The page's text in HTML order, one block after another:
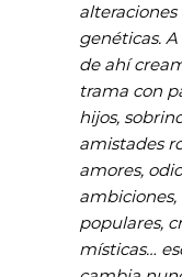
alteraciones
genéticas.
de ahí
trama con
hijos,
amistades
amores,
ambiciones,
populares,
místicas…